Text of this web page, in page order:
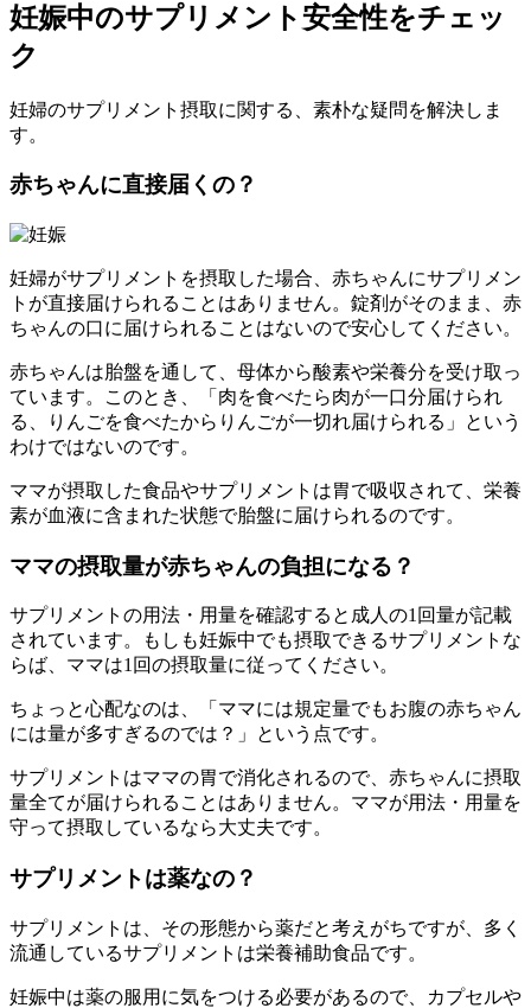
妊娠中のサプリメント安全性をチェッ
ク
妊婦のサプリメント摂取に関する、素朴な疑問を解決しま
す。
赤ちゃんに直接届くの？
妊婦がサプリメントを摂取した場合、赤ちゃんにサプリメン
トが直接届けられることはありません。錠剤がそのまま、赤
ちゃんの口に届けられることはないので安心してください。
赤ちゃんは胎盤を通して、母体から酸素や栄養分を受け取っ
ています。このとき、「肉を食べたら肉が一口分届けられ
る、りんごを食べたからりんごが一切れ届けられる」という
わけではないのです。
ママが摂取した食品やサプリメントは胃で吸収されて、栄養
素が血液に含まれた状態で胎盤に届けられるのです。
ママの摂取量が赤ちゃんの負担になる？
サプリメントの用法・用量を確認すると成人の1回量が記載
されています。もしも妊娠中でも摂取できるサプリメントな
らば、ママは1回の摂取量に従ってください。
ちょっと心配なのは、「ママには規定量でもお腹の赤ちゃん
には量が多すぎるのでは？」という点です。
サプリメントはママの胃で消化されるので、赤ちゃんに摂取
量全てが届けられることはありません。ママが用法・用量を
守って摂取しているなら大丈夫です。
サプリメントは薬なの？
サプリメントは、その形態から薬だと考えがちですが、多く
流通しているサプリメントは栄養補助食品です。
妊娠中は薬の服用に気をつける必要があるので、カプセルや